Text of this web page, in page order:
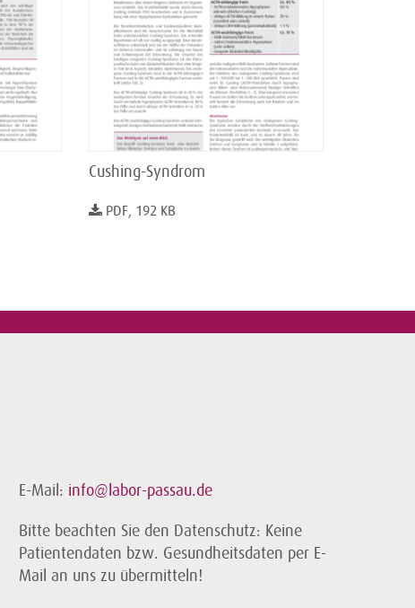
Cushing-Syndrom
PDF, 192 KB
E-Mail: info@labor-passau.de
Bitte beachten Sie den Datenschutz: Keine
Patientendaten bzw. Gesundheitsdaten per E-
Mail an uns zu übermitteln!